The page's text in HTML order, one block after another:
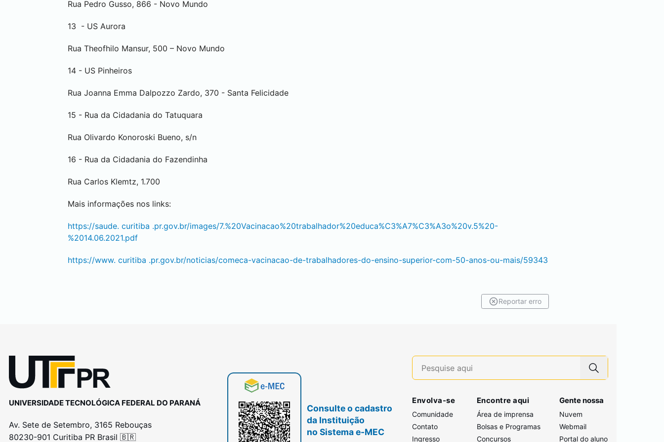
Rua Pedro Gusso, 866 - Novo Mundo
13 - US Aurora
Rua Theofhilo Mansur, 500 – Novo Mundo
14 - US Pinheiros
Rua Joanna Emma Dalpozzo Zardo, 370 - Santa Felicidade
15 - Rua da Cidadania do Tatuquara
Rua Olivardo Konoroski Bueno, s/n
16 - Rua da Cidadania do Fazendinha
Rua Carlos Klemtz, 1.700
Mais informações nos links:
https://saude. curitiba .pr.gov.br/images/7.%20Vacinacao%20trabalhador%20educa%C3%A7%C3%A3o%20v.5%20-
%2014.06.2021.pdf
https://www. curitiba .pr.gov.br/noticias/comeca-vacinacao-de-trabalhadores-do-ensino-superior-com-50-anos-ou-mais/59343
Reportar erro
UNIVERSIDADE TECNOLÓGICA FEDERAL DO PARANÁ
Av. Sete de Setembro, 3165 Rebouças
80230-901 Curitiba PR Brasil 🇧🇷
Consulte o cadastro
da Instituição
no Sistema e-MEC
Envolva-se
Comunidade
Contato
Ingresso
Encontre aqui
Área de imprensa
Bolsas e Programas
Concursos
Gente nossa
Nuvem
Webmail
Portal do aluno